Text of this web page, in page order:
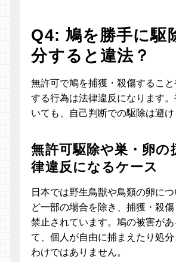
Q4: 鳩を勝手に駆
分すると違法？
無許可で鳩を捕獲・殺傷するこ
する行為は法律違反になります
いても、自己判断での駆除は避け
無許可駆除や巣・卵の
律違反になるケース
日本では野生鳥獣や鳥類の卵に
ど一部の場合を除き、捕獲・殺傷
禁止されています。鳩の被害が
て、個人が自由に捕まえたり処
わけではありません。